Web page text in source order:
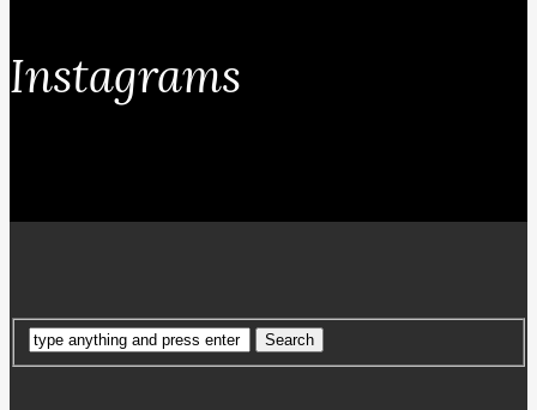
Instagrams